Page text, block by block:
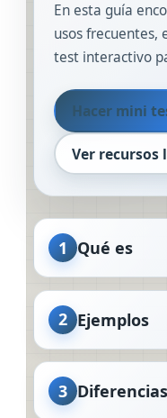
En esta guía
usos frecuentes,
test interactivo
Hacer mini
Ver
1 Qué es
2 Ejemplos
3 Diferencias